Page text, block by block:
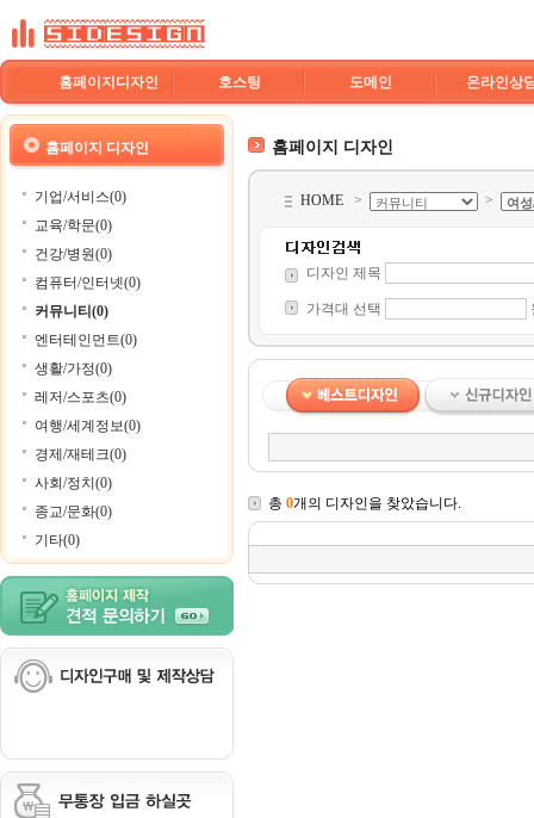
홈페이지디자인 호스팅 도메인 온라인상
홈페이지 디자인
기업/서비스(0)
교육/학문(0)
건강/병원(0)
컴퓨터/인터넷(0)
커뮤니티(0)
엔터테인먼트(0)
생활/가정(0)
레저/스포츠(0)
여행/세계정보(0)
경제/재테크(0)
사회/정치(0)
종교/문화(0)
기타(0)
홈페이지 디자인
HOME > >
디자인 제목
가격대 선택
총 0개의 디자인을 찾았습니다.